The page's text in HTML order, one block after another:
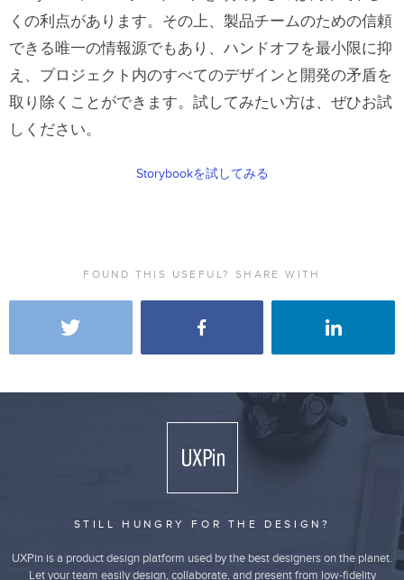
くの利点があります。その上、製品チームのための信頼
できる唯一の情報源でもあり、ハンドオフを最小限に抑
え、プロジェクト内のすべてのデザインと開発の矛盾を
取り除くことができます。試してみたい方は、ぜひお試
しください。
Storybookを試してみる
FOUND THIS USEFUL? SHARE WITH
STILL HUNGRY FOR THE DESIGN?
UXPin is a product design platform used by the best designers on the planet.
Let your team easily design, collaborate, and present from low-fidelity